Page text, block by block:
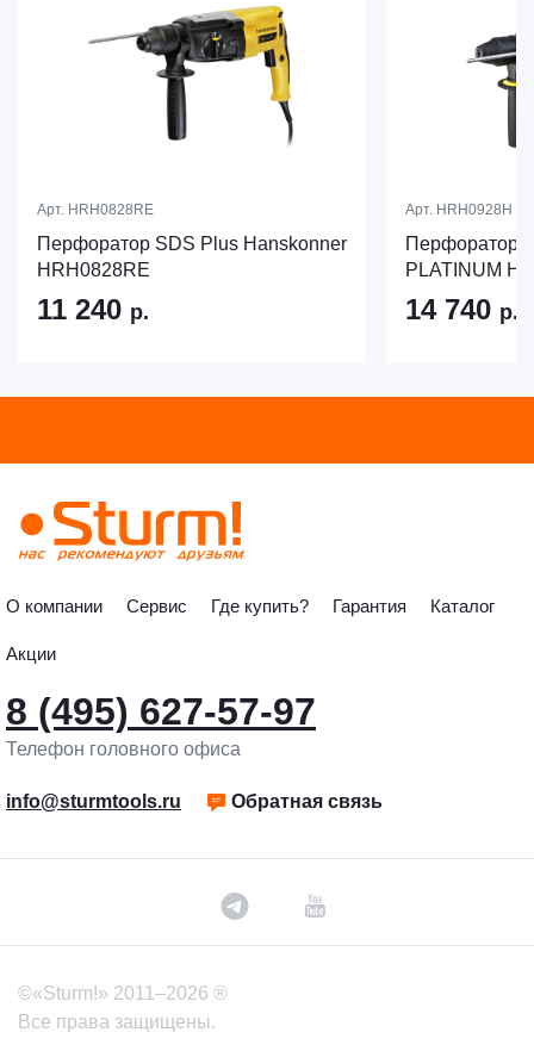
Арт. HRH0828RE
Перфоратор SDS Plus Hanskonner
HRH0828RE
11 240 р.
Арт. HRH0928H
Перфоратор
PLATINUM
14 740 р.
О компании Сервис Где купить? Гарантия Каталог
Акции
8 (495) 627-57-97
Телефон головного офиса
info@sturmtools.ru Обратная связь
©«Sturm!» 2011–2026 ®
Все права защищены.